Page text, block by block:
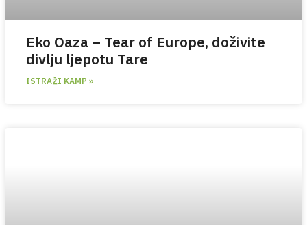
Eko Oaza – Tear of Europe, doživite
divlju ljepotu Tare
ISTRAŽI KAMP »